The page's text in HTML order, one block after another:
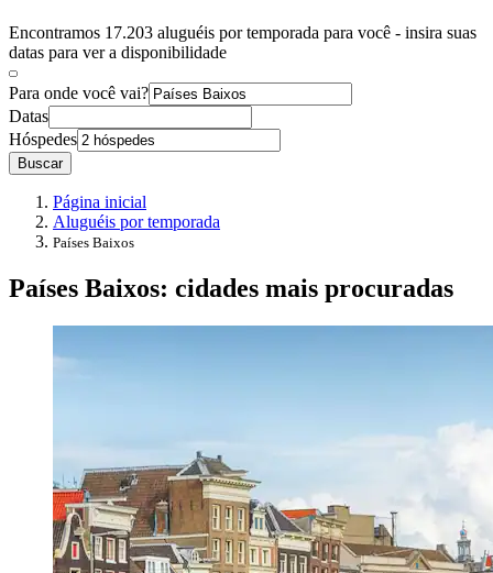
Encontramos 17.203 aluguéis por temporada para você - insira suas
datas para ver a disponibilidade
Para onde você vai?
Datas
Hóspedes
Buscar
Página inicial
Aluguéis por temporada
Países Baixos
Países Baixos: cidades mais procuradas